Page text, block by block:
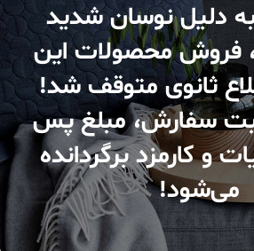
دلیل نوسان شدید
فروش محصولات این
ثانوی متوقف شد!
سفارش، مبلغ پس
و کارمزد برگردانده
می‌شود!